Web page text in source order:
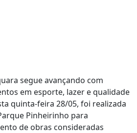
segue avançando com
em esporte, lazer e qualidade
quinta-feira 28/05, foi realizada
Pinheirinho para
de obras consideradas